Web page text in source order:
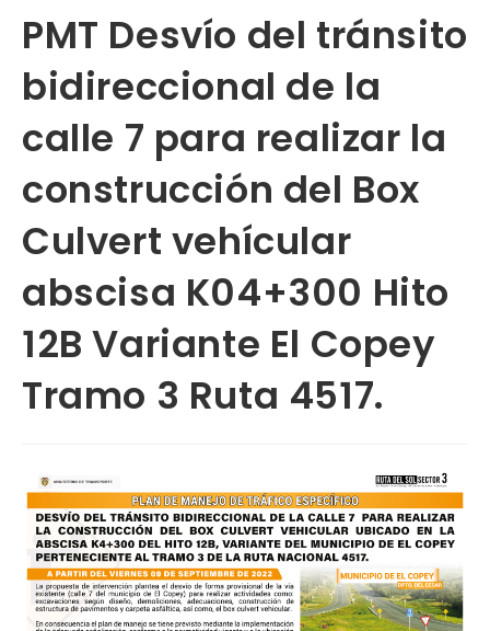
PMT Desvío del tránsito
bidireccional de la
calle 7 para realizar la
construcción del Box
Culvert vehícular
abscisa K04+300 Hito
12B Variante El Copey
Tramo 3 Ruta 4517.